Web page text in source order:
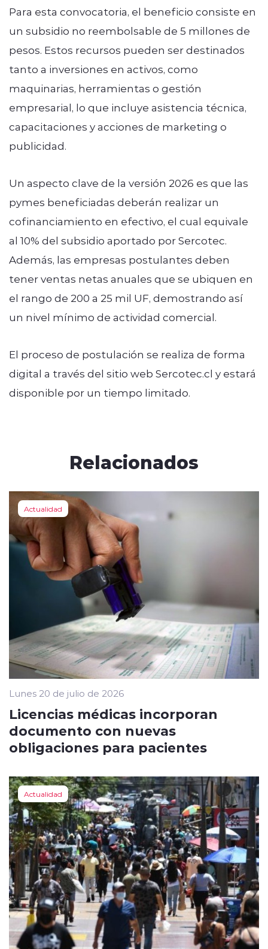
Para esta convocatoria, el beneficio consiste en
un subsidio no reembolsable de 5 millones de
pesos. Estos recursos pueden ser destinados
tanto a inversiones en activos, como
maquinarias, herramientas o gestión
empresarial, lo que incluye asistencia técnica,
capacitaciones y acciones de marketing o
publicidad.
Un aspecto clave de la versión 2026 es que las
pymes beneficiadas deberán realizar un
cofinanciamiento en efectivo, el cual equivale
al 10% del subsidio aportado por Sercotec.
Además, las empresas postulantes deben
tener ventas netas anuales que se ubiquen en
el rango de 200 a 25 mil UF, demostrando así
un nivel mínimo de actividad comercial.
El proceso de postulación se realiza de forma
digital a través del sitio web Sercotec.cl y estará
disponible por un tiempo limitado.
Relacionados
Actualidad
Lunes 20 de julio de 2026
Licencias médicas incorporan
documento con nuevas
obligaciones para pacientes
Actualidad